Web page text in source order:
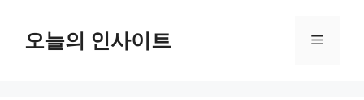
오늘의 인사이트 메